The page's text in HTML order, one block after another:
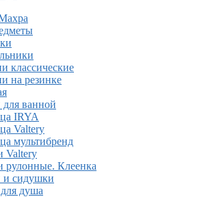
классические
на резинке
ванной
IRYA
Valtery
мультибренд
Valtery
рулонные. Клеенка
и сидушки
душа